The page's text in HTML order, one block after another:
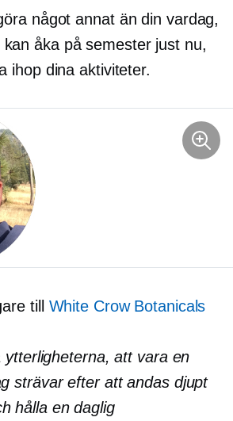
något annat än din vardag,
åka på semester just nu,
ihop dina aktiviteter.
till White Crow Botanicals
ytterligheterna, att vara en
strävar efter att andas djupt
hålla en daglig